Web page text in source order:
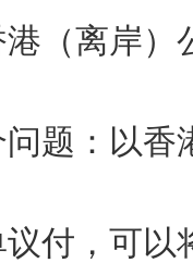
（离岸）
题：以香
付，可以